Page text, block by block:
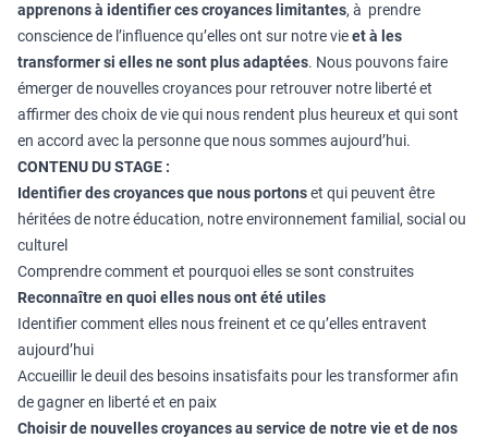
apprenons à identifier ces croyances limitantes, à prendre
conscience de l’influence qu’elles ont sur notre vieet à les
transformer si elles ne sont plus adaptées. Nous pouvons faire
émerger de nouvelles croyances pour retrouver notre liberté et
affirmer des choix de vie qui nous rendent plus heureux et qui sont
en accord avec la personne que nous sommes aujourd’hui.
CONTENU DU STAGE :
Identifier des croyances que nous portonset qui peuvent être
héritées de notre éducation, notre environnement familial, social ou
culturel
Comprendre comment et pourquoi elles se sont construites
Reconnaître en quoi elles nous ont été utiles
Identifier comment elles nous freinent et ce qu’elles entravent
aujourd’hui
Accueillir le deuil des besoins insatisfaits pour les transformer afin
de gagner en liberté et en paix
Choisir de nouvelles croyances au service de notre vie et de nos